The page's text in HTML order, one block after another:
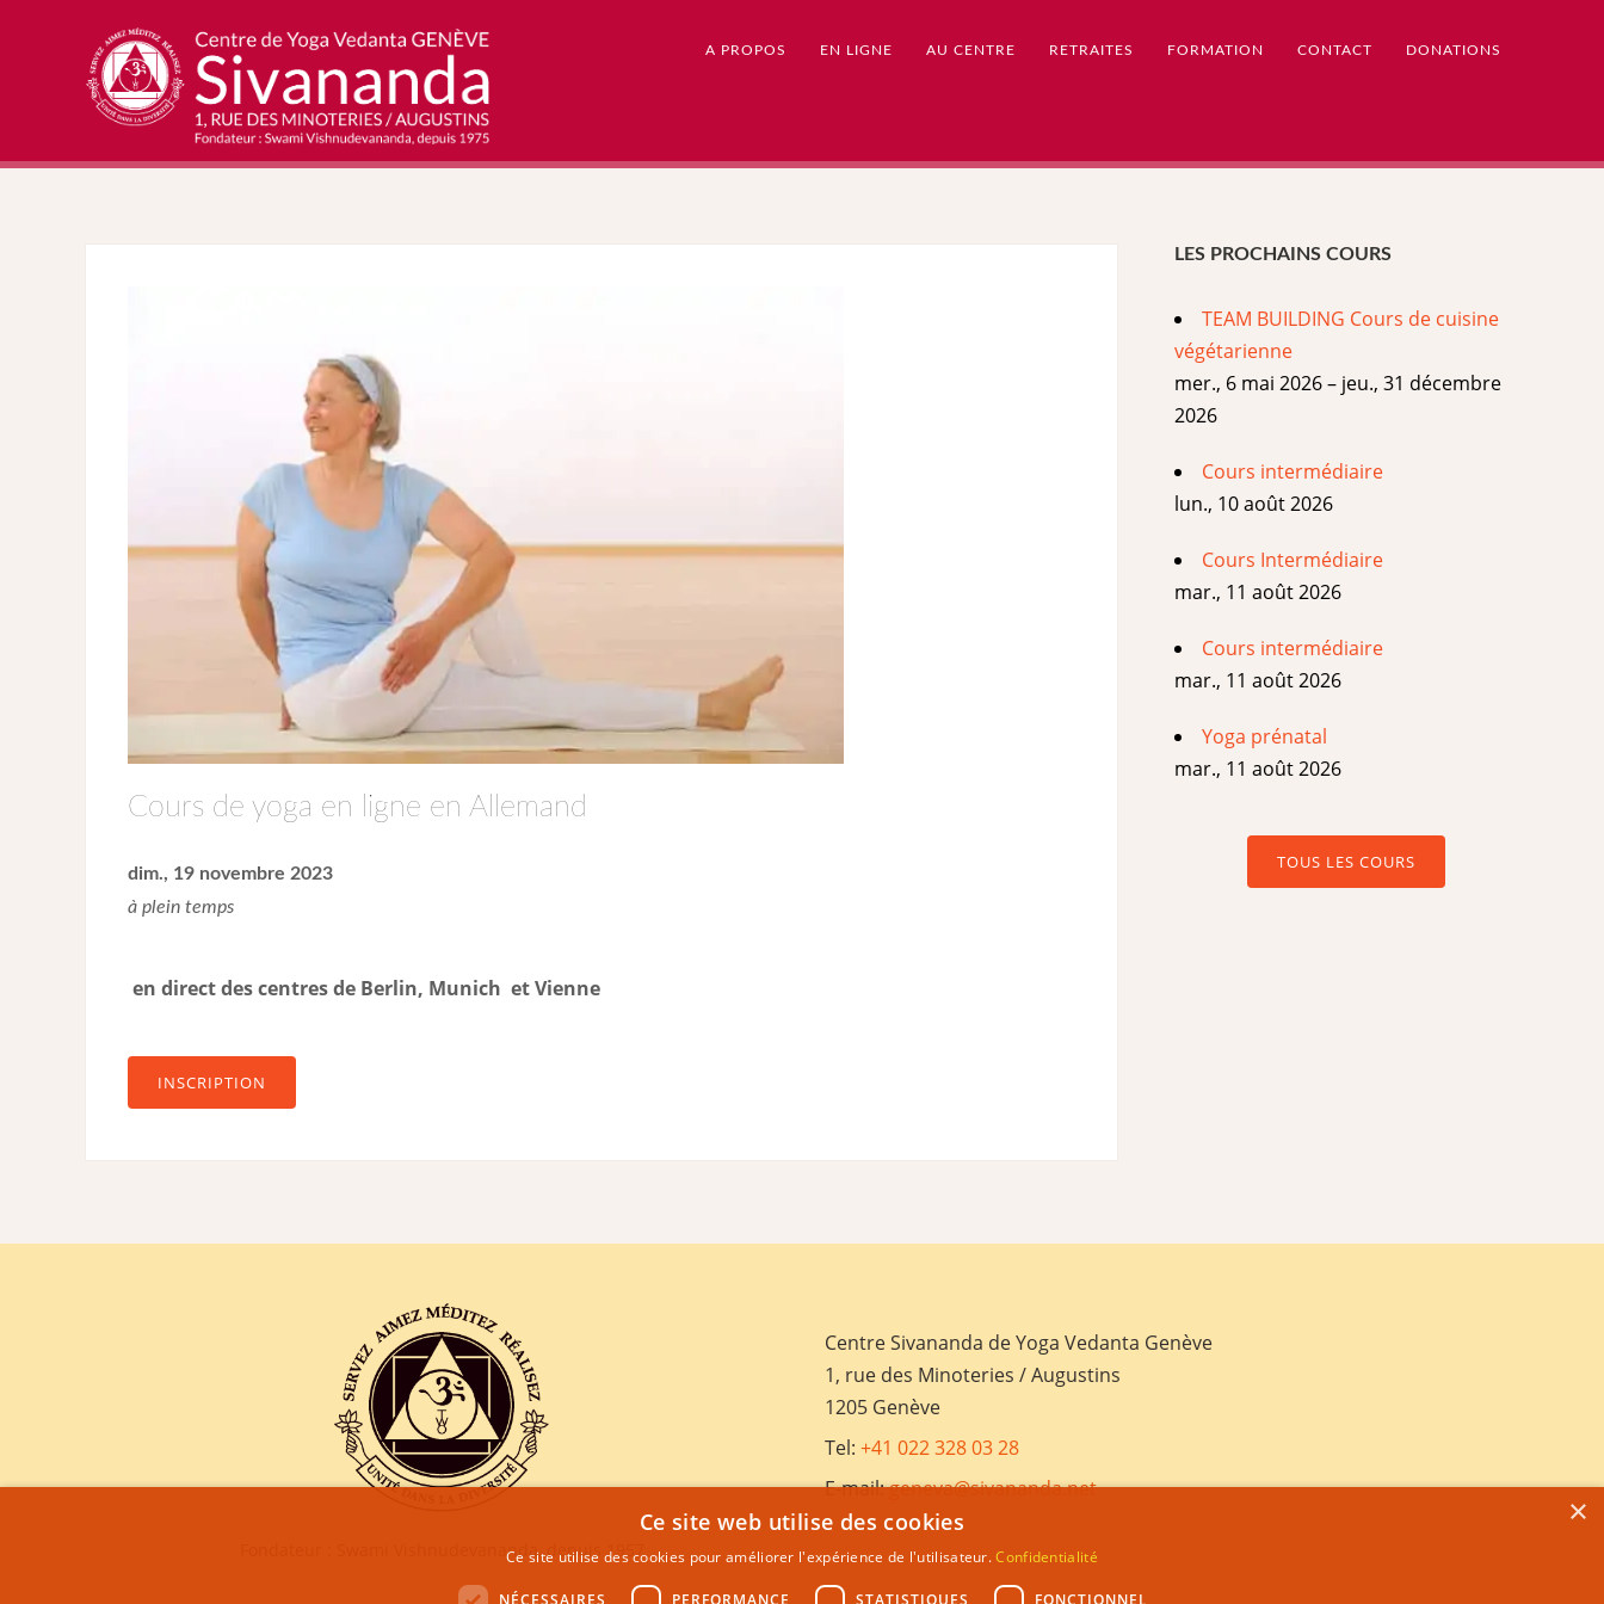
A PROPOS EN LIGNE AU CENTRE RETRAITES FORMATION CONTACT DONATIONS
Cours de yoga en ligne en Allemand
dim., 19 novembre 2023
à plein temps
en direct des centres de Berlin, Munich et Vienne
INSCRIPTION
LES PROCHAINS COURS
TEAM BUILDING Cours de cuisine
végétarienne
mer., 6 mai 2026 – jeu., 31 décembre
2026
Cours intermédiaire
lun., 10 août 2026
Cours Intermédiaire
mar., 11 août 2026
Cours intermédiaire
mar., 11 août 2026
Yoga prénatal
mar., 11 août 2026
TOUS LES COURS
Fondateur : Swami Vishnudevananda, depuis 1957
Centre Sivananda de Yoga Vedanta Genève
1, rue des Minoteries / Augustins
1205 Genève
Tel: +41 022 328 03 28
E-mail:geneva@sivananda.net
×
Ce site web utilise des cookies
Ce site utilise des cookies pour améliorer l'expérience de l'utilisateur.Confidentialité
NÉCESSAIRES PERFORMANCE STATISTIQUES FONCTIONNEL